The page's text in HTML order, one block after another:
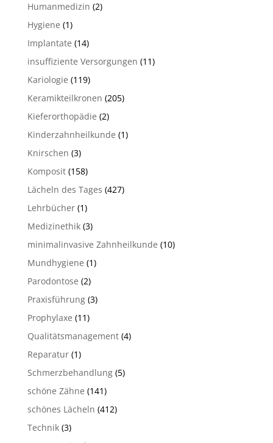
Humanmedizin (2)
Hygiene (1)
Implantate (14)
insuffiziente Versorgungen (11)
Kariologie (119)
Keramikteilkronen (205)
Kieferorthopädie (2)
Kinderzahnheilkunde (1)
Knirschen (3)
Komposit(158)
Lächeln des Tages (427)
Lehrbücher(1)
Medizinethik(3)
minimalinvasive Zahnheilkunde (10)
Mundhygiene (1)
Parodontose (2)
Praxisführung(3)
Prophylaxe (11)
Qualitätsmanagement(4)
Reparatur(1)
Schmerzbehandlung(5)
schöne Zähne (141)
schönes Lächeln (412)
Technik(3)